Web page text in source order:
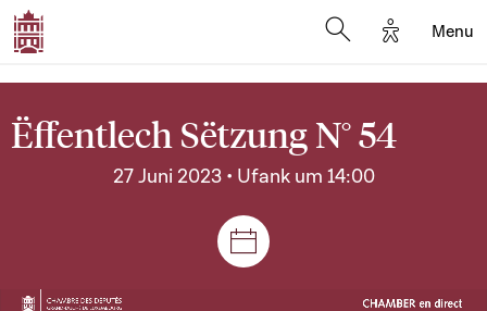
Options
Menu
Ëffentlech Sëtzung N° 54
27 Juni 2023 • Ufank um 14:00
Sëtzungen a Reuniounen